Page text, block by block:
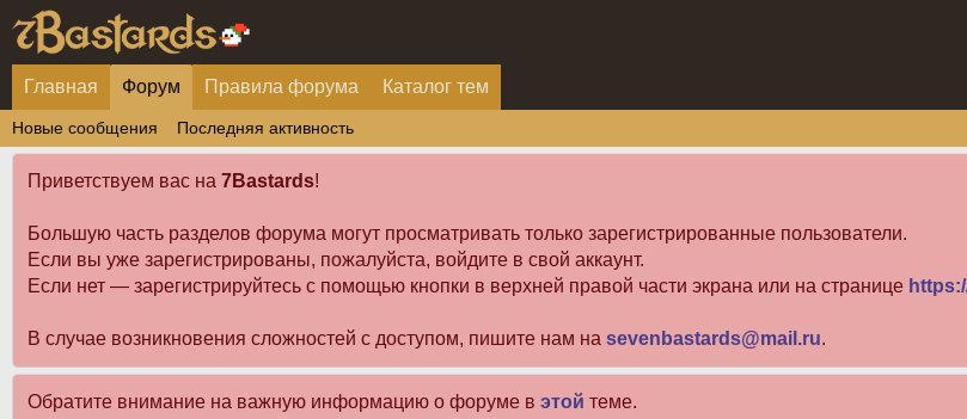
Главная Форум Правила форума Каталог тем
Новые сообщения Последняя активность
Приветствуем вас на 7Bastards!
Большую часть разделов форума могут просматривать только зарегистрированные пользователи.
Если вы уже зарегистрированы, пожалуйста, войдите в свой аккаунт.
Если нет — зарегистрируйтесь с помощью кнопки в верхней правой части экрана или на странице
В случае возникновения сложностей с доступом, пишите нам на sevenbastards@mail.ru.
Обратите внимание на важную информацию о форуме в этой теме.